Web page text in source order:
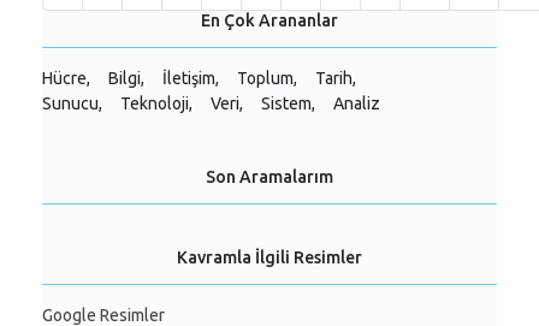
En Çok Arananlar
Hücre, Bilgi, İletişim, Toplum,
Tarih,
Sunucu,
Teknoloji, Veri, Sistem, Analiz
Son Aramalarım
Kavramla İlgili Resimler
Google Resimler